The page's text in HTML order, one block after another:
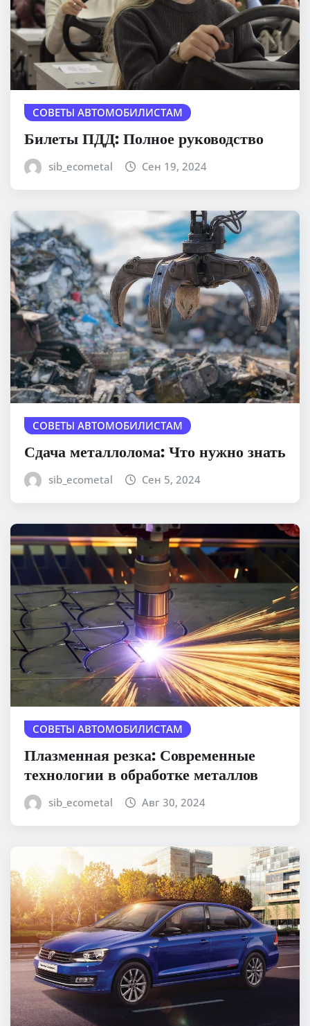
СОВЕТЫ АВТОМОБИЛИСТАМ
Билеты ПДД: Полное руководство
sib_ecometal Сен 19, 2024
СОВЕТЫ АВТОМОБИЛИСТАМ
Сдача металлолома: Что нужно знать
sib_ecometal Сен 5, 2024
СОВЕТЫ АВТОМОБИЛИСТАМ
Плазменная резка: Современные
технологии в обработке металлов
sib_ecometal Авг 30, 2024